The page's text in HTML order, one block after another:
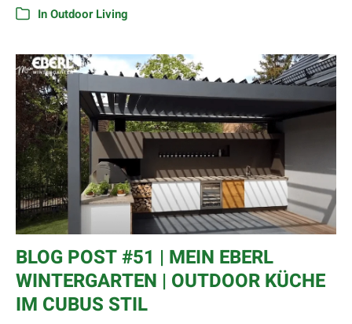
InOutdoor Living
BLOG POST #51 | MEIN EBERL
WINTERGARTEN | OUTDOOR KÜCHE
IM CUBUS STIL